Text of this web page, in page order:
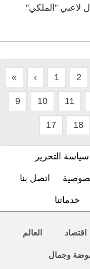
لاعبي "الملكي"
« ‹ 1 2
9 10 11
17 18
سياسة التحرير
اتصل بنا
خدماتنا
اقتصاد العالم
وجمال